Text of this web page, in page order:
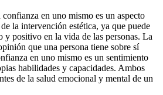
en uno mismo es un aspecto
la intervención estética, ya que puede
y positivo en la vida de las personas. La
que una persona tiene sobre sí
en uno mismo es un sentimiento
habilidades y capacidades. Ambos
de la salud emocional y mental de un